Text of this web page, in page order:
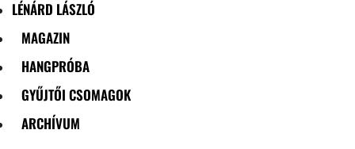
LÉNÁRD LÁSZLÓ
MAGAZIN
HANGPRÓBA
GYŰJTŐI CSOMAGOK
ARCHÍVUM